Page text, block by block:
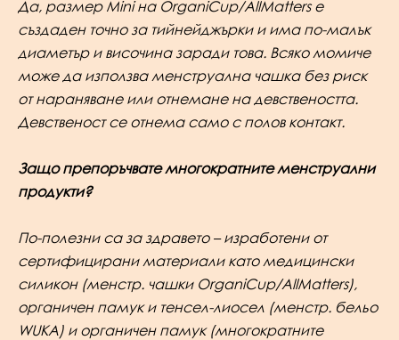
Да, размер Miniна OrganiCup/AllMattersе
създаден точно за тийнейджърки и има по-малък
диаметър и височина заради това. Всяко момиче
може да използва менструална чашка без риск
от нараняване или отнемане на девствеността.
Девственост се отнема само с полов контакт.
Защо препоръчвате многократните менструални
продукти?
По-полезни са за здравето – изработени от
сертифицирани материали като медицински
силикон (менстр. чашки OrganiCup/AllMatters),
органичен памук и тенсел-лиосел (менстр. бельо
WUKA) и органичен памук (многократните